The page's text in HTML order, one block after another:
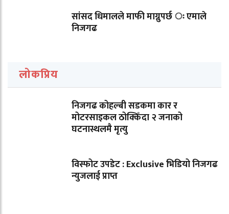
सांसद धिमालले माफी माग्नुपर्छ ः एमाले
निजगढ
लोकप्रिय
निजगढ कोहल्बी सडकमा कार र
मोटरसाइकल ठोक्किँदा २ जनाको
घटनास्थलमै मृत्यु
विस्फोट उपडेट : Exclusive भिडियो निजगढ
न्युजलाई प्राप्त